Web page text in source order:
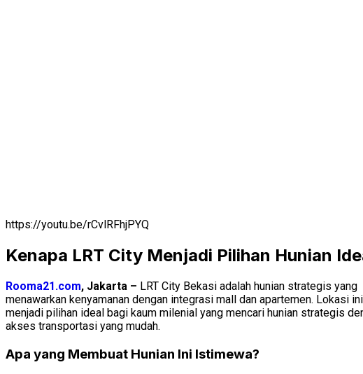
https://youtu.be/rCvlRFhjPYQ
Kenapa LRT City Menjadi Pilihan Hunian
Rooma21.com, Jakarta – LRT City Bekasi adalah hunian strategis yang
menawarkan kenyamanan dengan integrasi mall dan apartemen. Lokasi ini
menjadi pilihan ideal bagi kaum milenial yang mencari hunian strategis
akses transportasi yang mudah.
Apa yang Membuat Hunian Ini Istimewa?